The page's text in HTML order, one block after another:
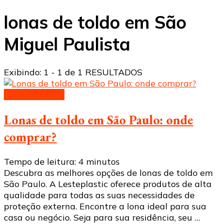
lonas de toldo em São
Miguel Paulista
Exibindo: 1 - 1 de 1 RESULTADOS
Lonas de toldo em São Paulo: onde
comprar?
Tempo de leitura: 4 minutos
Descubra as melhores opções de lonas de toldo em
São Paulo. A Lesteplastic oferece produtos de alta
qualidade para todas as suas necessidades de
proteção externa. Encontre a lona ideal para sua
casa ou negócio. Seja para sua residência, seu …